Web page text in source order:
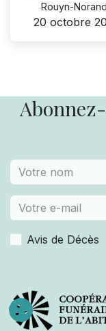
Rouyn-
20 octobre
Avis de Décès